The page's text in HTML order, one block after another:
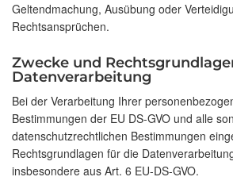
Geltendmachung, Ausübung oder
Rechtsansprüchen.
Zwecke und
Datenverarbeitung
Bei der Verarbeitung Ihrer
Bestimmungen der EU DS-GVO und alle
datenschutzrechtlichen Bestimmungen
Rechtsgrundlagen für die
insbesondere aus Art. 6 EU-DS-GVO.